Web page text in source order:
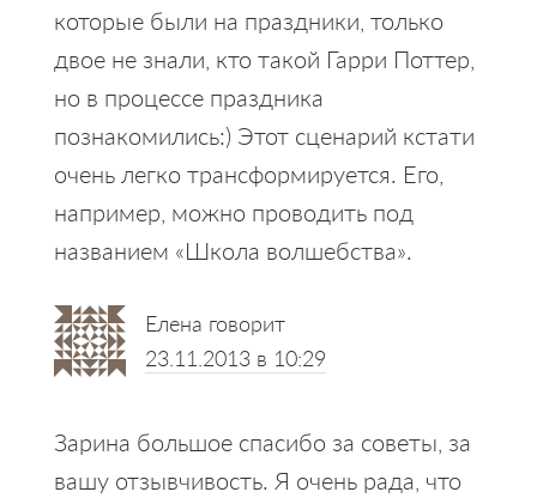
которые были на праздники, только
двое не знали, кто такой Гарри Поттер,
но в процессе праздника
познакомились:) Этот сценарий кстати
очень легко трансформируется. Его,
например, можно проводить под
названием «Школа волшебства».
Елена говорит
23.11.2013 в 10:29
Зарина большое спасибо за советы, за
вашу отзывчивость. Я очень рада, что